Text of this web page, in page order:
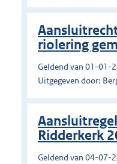
riolering
Geldend van 01-01-
Uitgegeven door:
Ridderkerk
Geldend van 04-07-